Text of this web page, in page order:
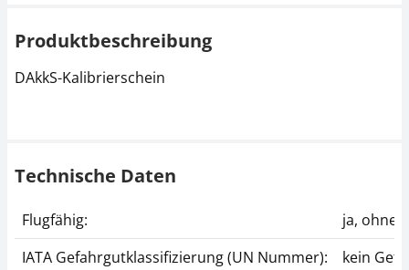
Produktbeschreibung
DAkkS-Kalibrierschein
Technische Daten
Flugfähig:
ja, ohne
IATA Gefahrgutklassifizierung (UN Nummer):
kein